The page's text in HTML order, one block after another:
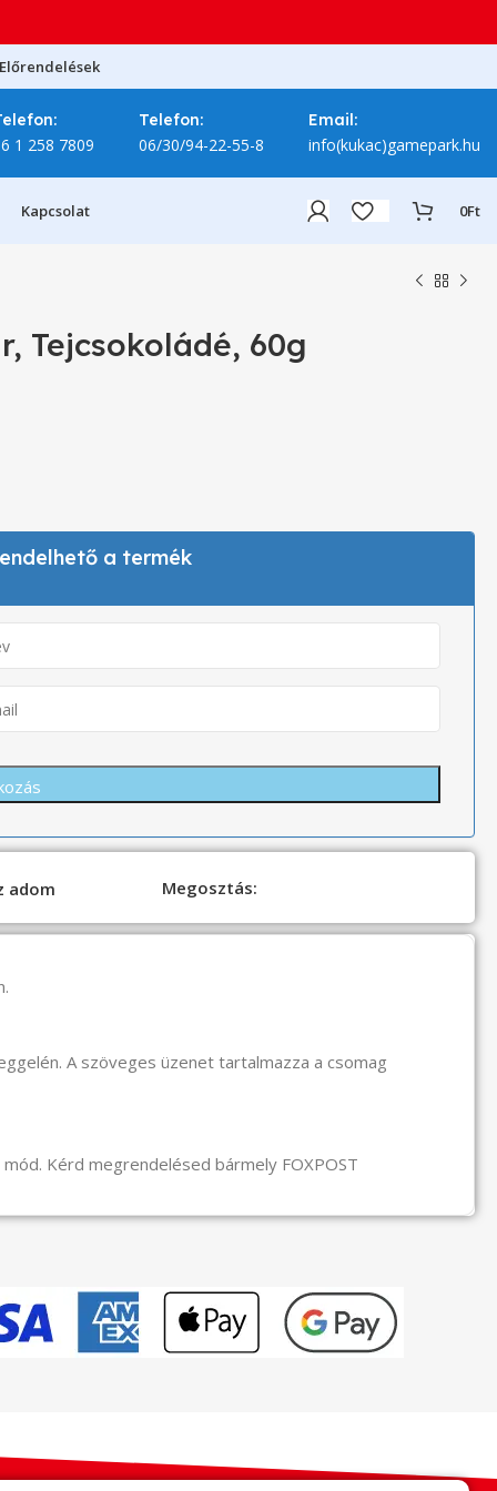
Előrendelések
1 258 7809
Telefon:
06/30/94-22-55-8
Email:
info(kukac)gamepark.hu
Kapcsolat 0Ft
Tejcsokoládé, 60g
a termék
adom Megosztás:
A szöveges üzenet tartalmazza a csomag
Kérd megrendelésed bármely FOXPOST